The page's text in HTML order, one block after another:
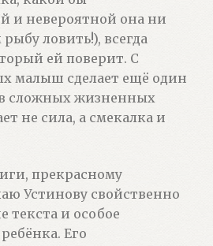
и невероятной она ни
ловить!), всегда
ей поверит. С
малыш сделает ещё один
сложных жизненных
не сила, а смекалка и
прекрасному
Устинову свойственно
текста и особое
Его